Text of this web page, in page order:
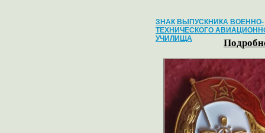
ЗНАК ВЫПУСКНИКА ВОЕННО-
ТЕХНИЧЕСКОГО
УЧИЛИЩА